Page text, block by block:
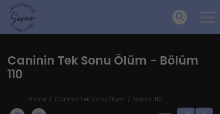
Caninin Tek Sonu Ölüm - Bölüm
110
Home Caninin Tek Sonu Ölüm Bölüm 110